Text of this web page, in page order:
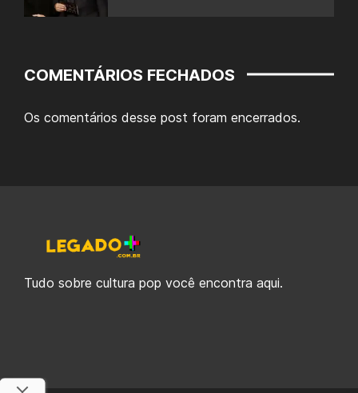
COMENTÁRIOS FECHADOS
Os comentários desse post foram encerrados.
Tudo sobre cultura pop você encontra aqui.